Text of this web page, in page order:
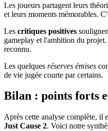
Les joueurs partagent leurs
et leurs moments mémorables.
Les critiques positives
gameplay et l'ambition du
reconnu.
Les quelques réserves émises
de vie jugée courte par certains.
Bilan : points forts
Après cette analyse complète, il
Just Cause 2. Voici notre